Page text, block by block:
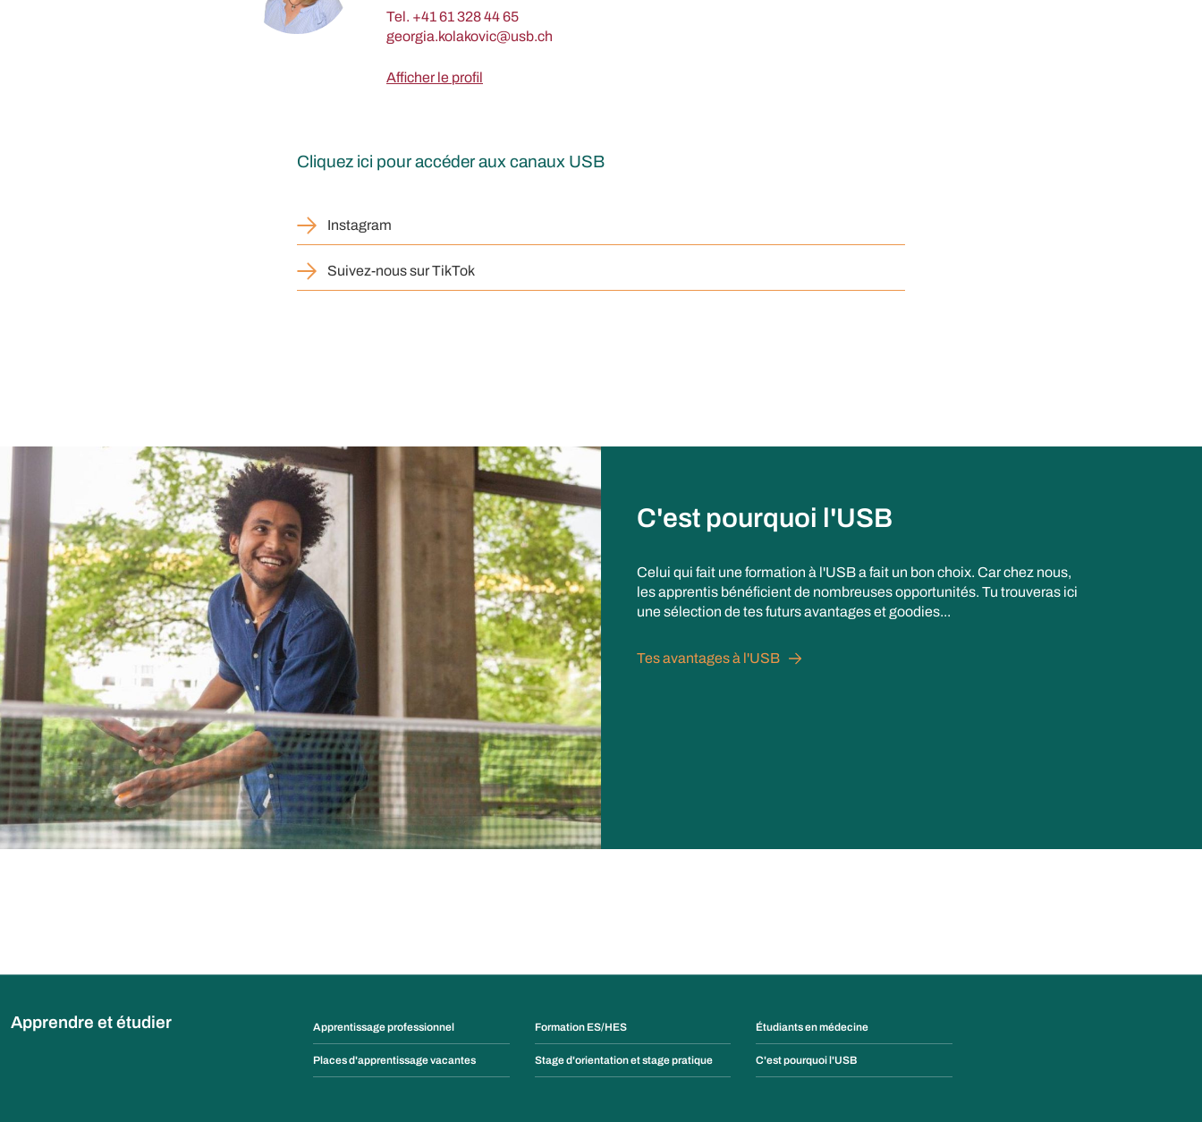
Tel. +41 61 328 44 65
Afficher le profil
Cliquez ici pour accéder aux canaux USB
Instagram
Suivez-nous sur TikTok
C'est pourquoi l'USB
Celui qui fait une formation à l'USB a fait un bon choix. Car chez nous,
les apprentis bénéficient de nombreuses opportunités. Tu trouveras ici
une sélection de tes futurs avantages et goodies...
Tes avantages à l'USB
Apprendre et étudier Apprentissage professionnel
Places d'apprentissage vacantes
Formation ES/HES
Stage d'orientation et stage pratique
Étudiants en médecine
C'est pourquoi l'USB